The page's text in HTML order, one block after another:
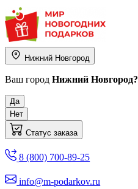
Нижний Новгород
Ваш город Нижний Новгород?
Да
Нет
Статус заказа
8 (800) 700-89-25
info@m-podarkov.ru